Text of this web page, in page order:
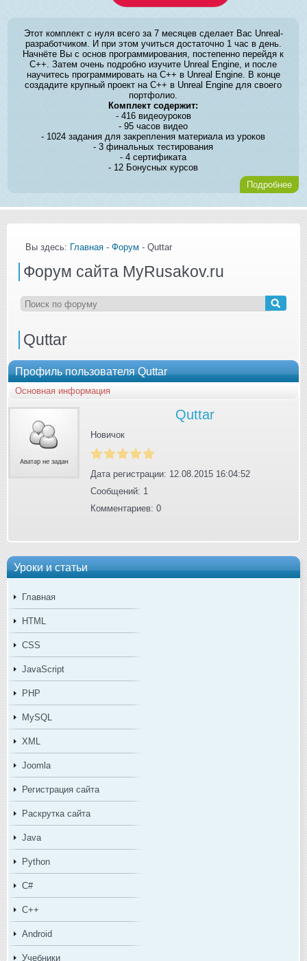
Этот комплект с нуля всего за 7 месяцев сделает Вас Unreal-
разработчиком. И при этом учиться достаточно 1 час в день.
Начнёте Вы с основ программирования, постепенно перейдя к
C++. Затем очень подробно изучите Unreal Engine, и после
научитесь программировать на C++ в Unreal Engine. В конце
создадите крупный проект на C++ в Unreal Engine для своего
портфолио.
Комплект содержит:
- 416 видеоуроков
- 95 часов видео
- 1024 задания для закрепления материала из уроков
- 3 финальных тестирования
- 4 сертификата
- 12 Бонусных курсов
Подробнее
Уроки и статьи
Главная
HTML
CSS
JavaScript
PHP
MySQL
XML
Joomla
Регистрация сайта
Раскрутка сайта
Java
Python
C#
C++
Android
Учебники
Вы здесь: Главная - Форум - Quttar
Форум сайта MyRusakov.ru
Quttar
Профиль пользователя Quttar
Основная информация
Quttar
Новичок
Дата регистрации: 12.08.2015 16:04:52
Сообщений: 1
Комментариев: 0